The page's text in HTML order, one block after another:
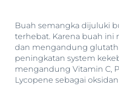
Buah semangka dijuluki
terhebat. Karena buah ini
dan mengandung
peningkatan system
mengandung Vitamin C,
Lycopene sebagai